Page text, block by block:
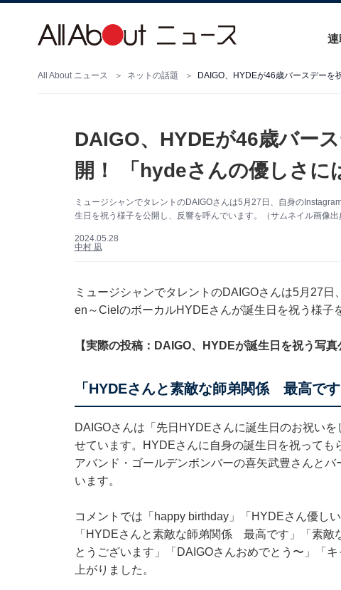
連
All About ニュース ネットの話題 DAIGO、HYDEが46歳バースデーを
DAIGO、HYDEが46歳バー
開！ 「hydeさんの優しさに
ミュージシャンでタレントのDAIGOさんは5月27日、自身の
生日を祝う様子を公開し、反響を呼んでいます。（サムネイル画像出
2024.05.28
中村 凪
ミュージシャンでタレントのDAIGOさんは5月27
en～CielのボーカルHYDEさんが誕生日を祝う様子
【実際の投稿：DAIGO、HYDEが誕生日を祝う写真
「HYDEさんと素敵な師弟関係 最高です
DAIGOさんは「先日HYDEさんに誕生日のお祝い
せています。HYDEさんに自身の誕生日を祝って
アバンド・ゴールデンボンバーの喜矢武豊さんと
います。
コメントでは「happy birthday」「HYDEさん優し
「HYDEさんと素敵な師弟関係 最高です」「素敵
とうございます」「DAIGOさんおめでとう〜」「
上がりました。